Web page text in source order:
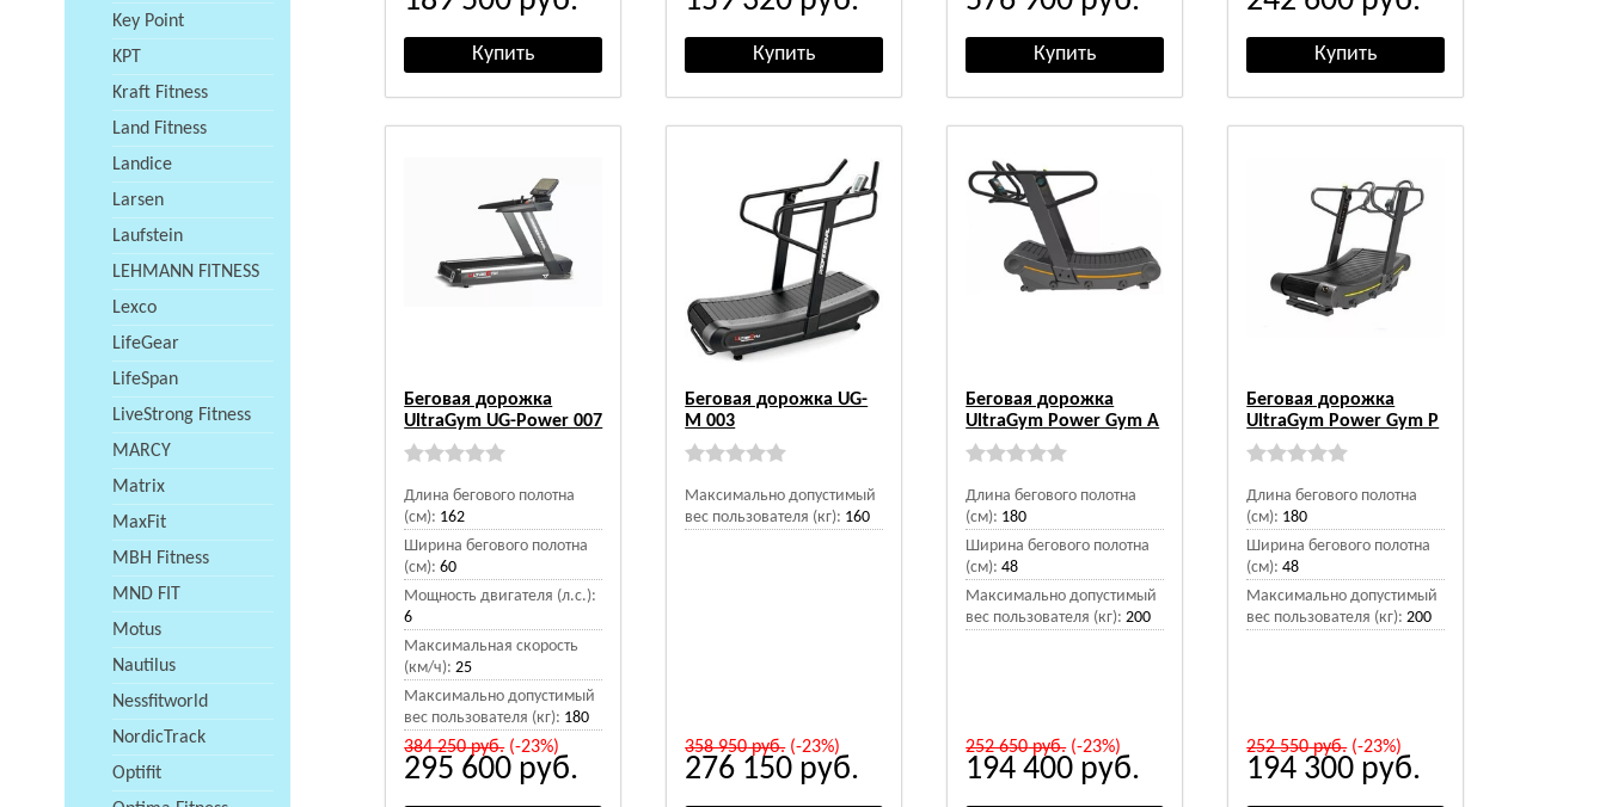
Key Point
KPT
Kraft Fitness
Land Fitness
Landice
Larsen
Laufstein
LEHMANN FITNESS
Lexco
LifeGear
LifeSpan
LiveStrong Fitness
MARCY
Matrix
MaxFit
MBH Fitness
MND FIT
Motus
Nautilus
Nessfitworld
NordicTrack
Optifit
Беговая дорожка
UltraGym UG-Power 007
Длина бегового полотна
(см): 162
Ширина бегового полотна
(см): 60
Мощность двигателя (л.с.):
6
Максимальная скорость
(км/ч): 25
Максимально допустимый
вес пользователя (кг): 180
384 250руб.(-23%)
295 600 руб.
Беговая дорожка UG-
M 003
Максимально допустимый
вес пользователя (кг): 160
358 950руб.(-23%)
276 150 руб.
Беговая дорожка
UltraGym Power Gym A
Длина бегового полотна
(см): 180
Ширина бегового полотна
(см): 48
Максимально допустимый
вес пользователя (кг): 200
252 650руб.(-23%)
194 400 руб.
Беговая дорожка
UltraGym Power Gym P
Длина бегового полотна
(см): 180
Ширина бегового полотна
(см): 48
Максимально допустимый
вес пользователя (кг): 200
252 550руб.(-23%)
194 300 руб.